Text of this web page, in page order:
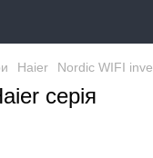
Haier Nordic WIFI
серія